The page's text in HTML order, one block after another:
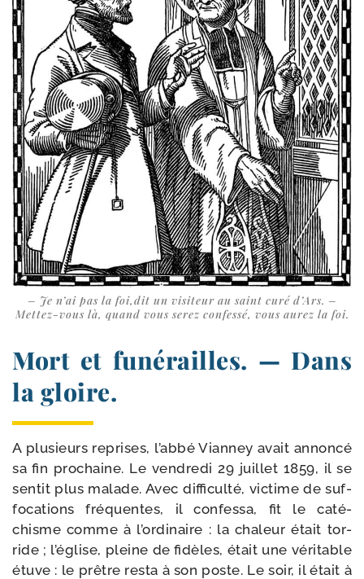
– Je n’ai pas la foi,dit un visi­teur au saint curé d’Ars. –
Mettez-​vous là, quand vous serez confes­sé, vous aurez la foi.
Mort et funérailles. — Dans
la gloire.
A plu­sieurs reprises, l’abbé Vianney avait annon­cé
sa fin pro­chaine. Le ven­dre­di 29 juillet 1859, il se
sen­tit plus malade. Avec dif­fi­cul­té, vic­time de suf­
fo­ca­tions fré­quentes, il confes­sa, fit le caté­
chisme comme à l’ordinaire : la cha­leur était tor­
ride ; l’église, pleine de fidèles, était une véri­table
étuve : le prêtre res­ta à son poste. Le soir, il était à